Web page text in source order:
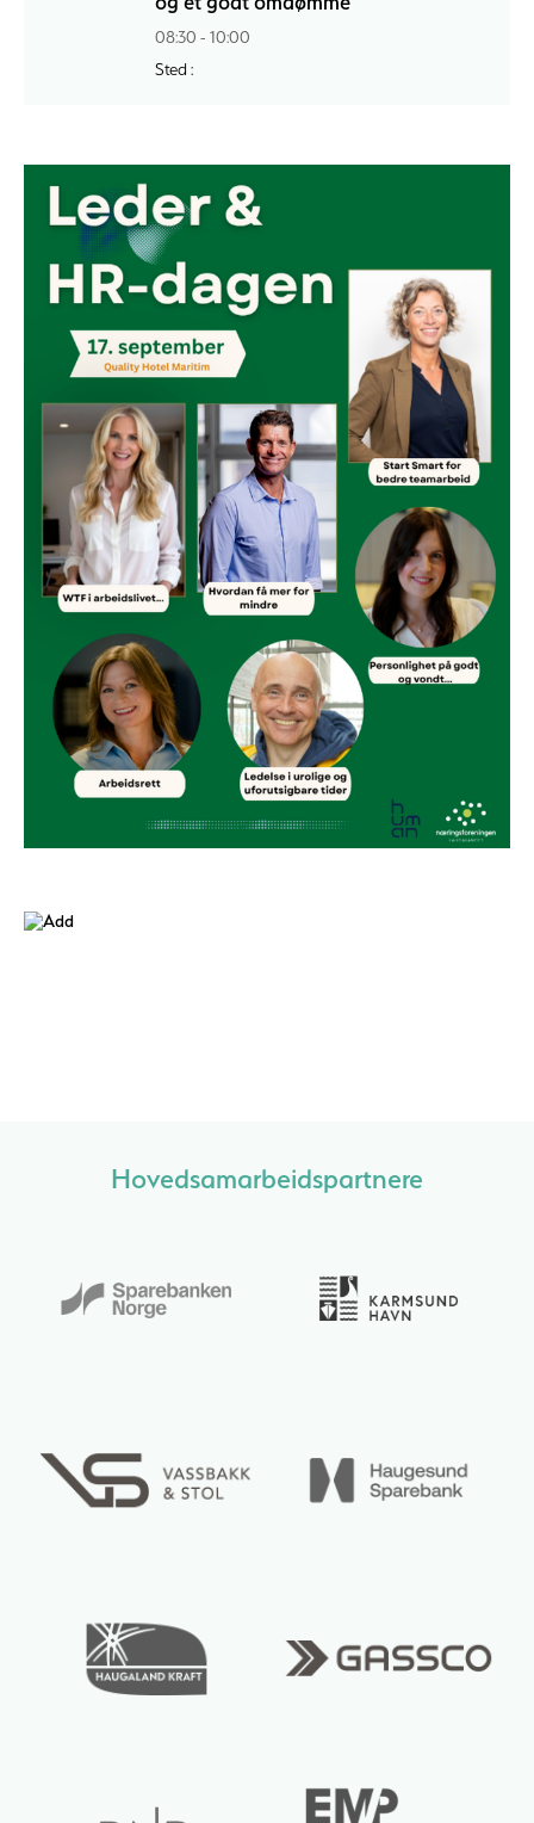
08:30 - 10:00
Sted :
Hovedsamarbeidspartnere